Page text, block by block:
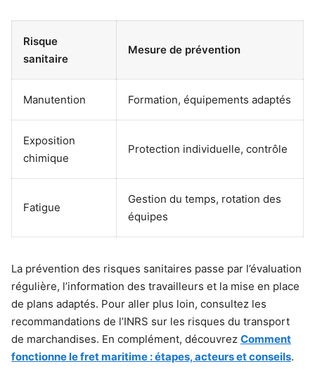
Risque
sanitaire
Mesure de prévention
Manutention Formation, équipements adaptés
Exposition
chimique
Protection individuelle, contrôle
Fatigue
Gestion du temps, rotation des
équipes
La prévention des risques sanitaires passe par l’évaluation
régulière, l’information des travailleurs et la mise en place
de plans adaptés. Pour aller plus loin, consultez les
recommandations de l’INRS sur les risques du transport
de marchandises. En complément, découvrez Comment
fonctionne le fret maritime : étapes, acteurs et conseils.